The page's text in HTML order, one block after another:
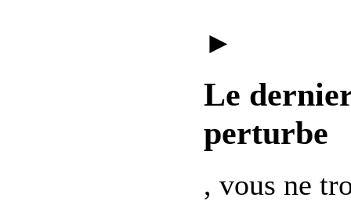
►
Le
perturbe
, vous ne